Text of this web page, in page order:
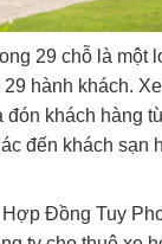
29 chỗ là một
hành khách.
khách hàng
đến khách sạn
Đồng Tuy